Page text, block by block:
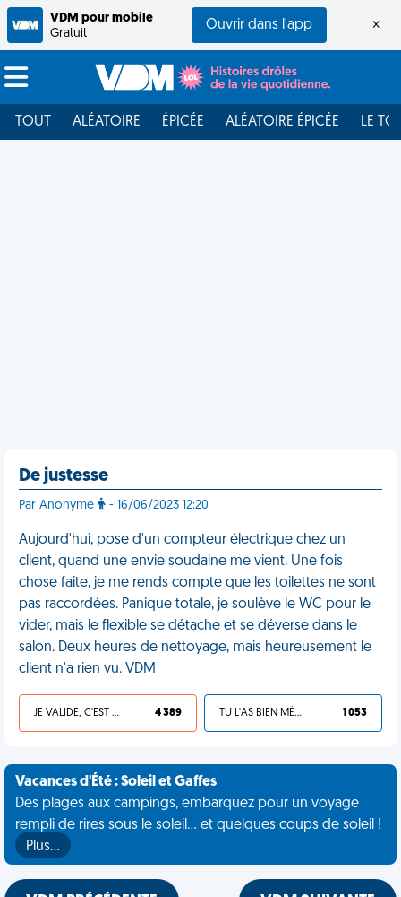
VDM pour mobile
Gratuit
Ouvrir dans l'app ×
TOUT ALÉATOIRE ÉPICÉE ALÉATOIRE ÉPICÉE LE
De justesse
Par Anonyme - 16/06/2023 12:20
Aujourd'hui, pose d'un compteur électrique chez un
client, quand une envie soudaine me vient. Une fois
chose faite, je me rends compte que les toilettes ne sont
pas raccordées. Panique totale, je soulève le WC pour le
vider, mais le flexible se détache et se déverse dans le
salon. Deux heures de nettoyage, mais heureusement le
client n'a rien vu. VDM
JE VALIDE, C'EST UNE VDM 4 389 TU L'AS BIEN MÉRITÉ 1 053
Vacances d'Été : Soleil et Gaffes
Des plages aux campings, embarquez pour un voyage
rempli de rires sous le soleil... et quelques coups de soleil !
Plus…